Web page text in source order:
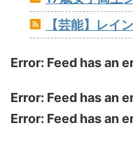
【芸能】レインボー池
Error: Feed has an
Error: Feed has an
Error: Feed has an